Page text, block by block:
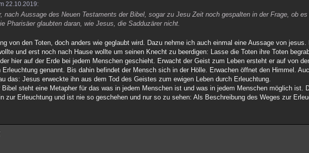
22.10.2019:
nach Aussage des Neuen Testaments der Bibel, sogar zu Jesu Zeit noch gespalten in der Frage, ob
Pharisäer glaubten daran, wie Jesus, die Sadduzärer nicht.
von den Toten, doch anders wie geglaubt wird. Dazu nehme ich auch einmal eine Aussage von
und erst noch nach Hause wollte um seinen Knecht zu beerdigen: Lasse die Toten ihre Toten
hier auf der Erde bei jedem Menschen geschieht. Erwacht der Geist zum Leben ersteht er auf von
genannt. Bis dahin befindet der Mensch sich in der Hölle. Erwachen öffnet den Himmel.
das: Jesus erweckte ihn aus dem Tod des Geistes zum ewigen Leben durch Erleuchtung.
steht eine Metapher für das was in jedem Menschen ist und was in jedem Menschen möglich ist.
zur Erleuchtung und ist nie so geschehen und nur so zu sehen: Als Beschreibung des Weges zur